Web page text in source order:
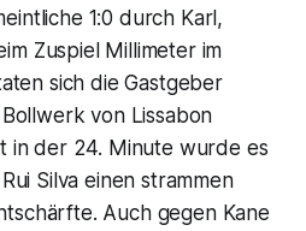
1:0 durch Karl,
Zuspiel Millimeter im
sich die Gastgeber
von Lissabon
in der 24. Minute wurde es
Silva einen strammen
Auch gegen Kane